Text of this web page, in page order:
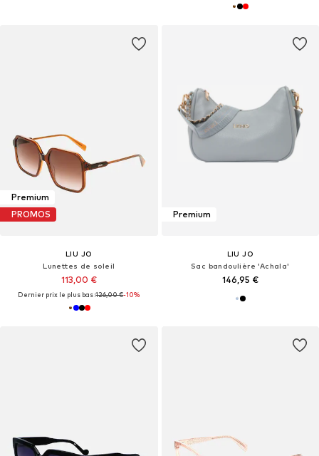
Premium
PROMOS
LIU JO
Lunettes de soleil
113,00 €
Dernier prix le plus bas :126,00 €-10%
Premium
LIU JO
Sac bandoulière 'Achala'
146,95 €